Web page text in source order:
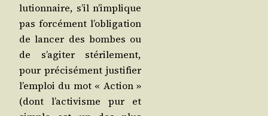
lu­tion­naire, s’il n’im­plique
pas for­cé­ment l’o­bli­ga­tion
de lan­cer des bombes ou
de s’a­gi­ter sté­ri­le­ment,
pour pré­ci­sé­ment jus­ti­fier
l’emploi du mot « Action »
(dont l’ac­ti­visme pur et